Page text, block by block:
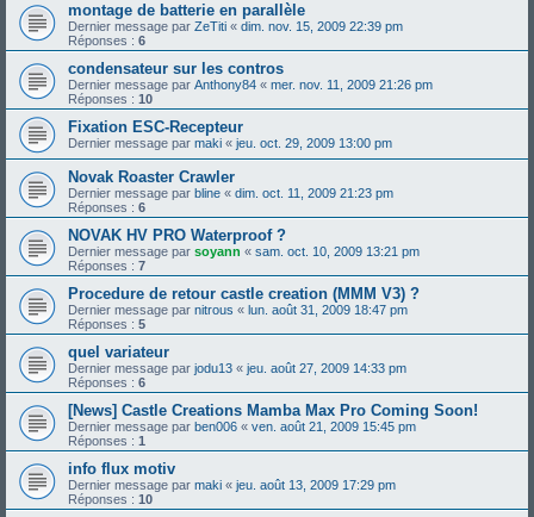
montage de batterie en parallèle
Dernier message par ZeTiti « dim. nov. 15, 2009 22:39 pm
Réponses : 6
condensateur sur les contros
Dernier message par Anthony84 « mer. nov. 11, 2009 21:26 pm
Réponses : 10
Fixation ESC-Recepteur
Dernier message par maki « jeu. oct. 29, 2009 13:00 pm
Novak Roaster Crawler
Dernier message par bline « dim. oct. 11, 2009 21:23 pm
Réponses : 6
NOVAK HV PRO Waterproof ?
Dernier message par soyann « sam. oct. 10, 2009 13:21 pm
Réponses : 7
Procedure de retour castle creation (MMM V3) ?
Dernier message par nitrous « lun. août 31, 2009 18:47 pm
Réponses : 5
quel variateur
Dernier message par jodu13 « jeu. août 27, 2009 14:33 pm
Réponses : 6
[News] Castle Creations Mamba Max Pro Coming Soon!
Dernier message par ben006 « ven. août 21, 2009 15:45 pm
Réponses : 1
info flux motiv
Dernier message par maki « jeu. août 13, 2009 17:29 pm
Réponses : 10